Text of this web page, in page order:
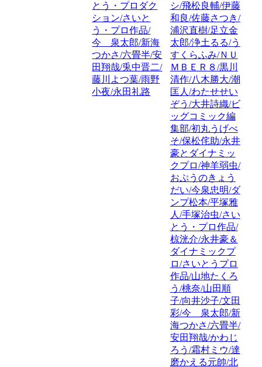
とう・プロダク
ション/さいと
う・プロ作品/
今 泉太郎/新海
つかさ/六畳半/安
田翔哉/兎中晋二/
藤川よつ葉/雨野
小夜/永田礼路
シ/飛松良輔/伊藤
和良/佐藤さつき/
浦沢直樹/足立金
太郎/浄土るる/う
すくらふみ/ＮＵ
ＭＢＥＲ８/黒川
清作/八木勝大/潮
匡人/わたせせい
ぞう/大井詩織/ビ
ッグコミック編
集部/初丸うげべ
そ/保松侘助/永井
豪とダイナミッ
クプロ/神羊弱虫/
おぷうのきょう
だい/今泉忠明/ダ
ンプ松本/平塚雅
人/手塚治虫/さい
とう・プロ作品/
椋洸介/永井豪＆
ダイナミックプ
ロ/さいとうプロ
作品/山地たくろ
う/桃奈/山田順
子/向井沙子/文田
彩/今 泉太郎/新
海つかさ/六畳半/
安田翔哉/かわじ
ろう/霜村ミウ/達
磨かえる元帥/北